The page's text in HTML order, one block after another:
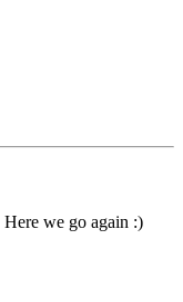
Here we go again :)